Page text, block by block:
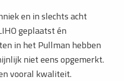
en in slechts acht
geplaatst én
in het Pullman hebben
niet eens opgemerkt.
vooral kwaliteit.